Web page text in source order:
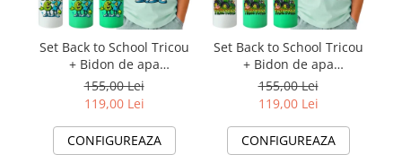
Lenjerii de pat pentru copii
Cadouri Cuplu
Fashion
Pijamale de CRACIUN
Pijamale de dama
Pijamale de barbati
Halate si capoate
Set Back to School Tricou
+ Bidon de apa
termosensibil la rece
pentru copilul tău Six
Seven
155,00 Lei
119,00 Lei
CONFIGUREAZA
Set Back to School Tricou
+ Bidon de apa
termosensibil la rece
pentru copilul tău
155,00 Lei
119,00 Lei
CONFIGUREAZA